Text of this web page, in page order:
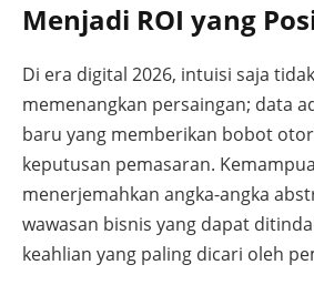
Menjadi ROI yang
Di era digital 2026, intuisi saja
memenangkan persaingan; data
baru yang memberikan bobot
keputusan pemasaran.
menerjemahkan angka-angka
wawasan bisnis yang dapat
keahlian yang paling dicari oleh